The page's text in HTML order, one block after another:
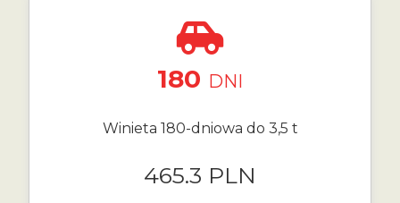
180 DNI
Winieta 180-dniowa do 3,5 t
465.3 PLN